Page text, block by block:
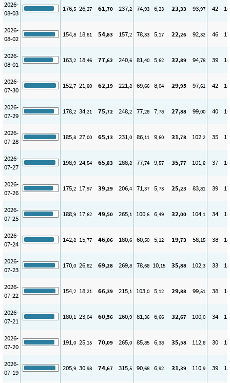
2026-
08-03
176,5 26,27 61,70 237,2 74,93 6,23 23,33 93,97 42 16
2026-
08-02
154,8 18,81 54,83 157,2 78,33 5,17 22,26 92,32 46 17
2026-
08-01
163,2 18,46 77,62 240,6 81,40 5,62 32,89 94,78 39 16
2026-
07-30
152,7 21,80 62,19 221,8 69,66 8,04 29,95 97,61 42 16
2026-
07-29
178,2 34,21 75,72 248,2 77,28 7,78 27,88 99,00 40 16
2026-
07-28
185,8 27,00 65,13 231,0 86,11 9,60 31,78 102,2 35 17
2026-
07-27
198,9 24,54 65,83 288,8 77,74 9,57 35,77 101,8 37 16
2026-
07-26
175,2 17,97 39,29 206,4 71,37 5,73 25,23 83,81 39 17
2026-
07-25
188,9 17,62 49,50 265,1 100,6 6,49 32,00 104,1 34 16
2026-
07-24
142,8 15,77 46,06 180,6 60,50 5,12 19,73 58,15 38 18
2026-
07-23
170,0 26,82 69,28 269,8 78,68 10,15 35,88 102,3 33 15
2026-
07-22
154,2 18,21 66,39 215,1 103,0 5,12 29,88 99,51 38 14
2026-
07-21
180,1 23,04 60,56 260,9 81,36 6,66 32,67 100,0 34 15
2026-
07-20
191,0 25,15 70,09 265,0 85,85 6,38 35,58 112,8 30 14
2026-
07-19
205,9 30,98 74,67 315,5 90,68 6,92 31,39 110,9 39 15